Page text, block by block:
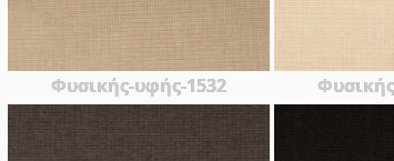
Φυσικής-υφής-1532